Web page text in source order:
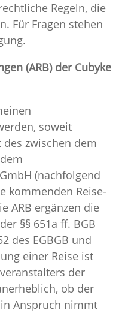
Regeln, die
Für Fragen stehen
(ARB) der Cubyke
soweit
zwischen dem
(nachfolgend
kommenden Reise-
ARB ergänzen die
§§ 651a ff. BGB
des EGBGB und
einer Reise ist
der
ob der
Anspruch nimmt